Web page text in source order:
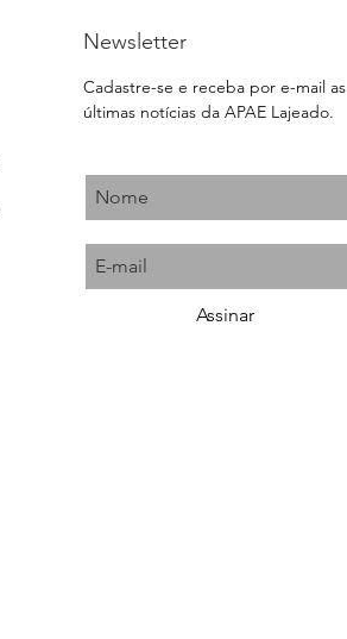
Newsletter
Cadastre-se e receba por e-mail as
últimas notícias da APAE Lajeado.
Assinar